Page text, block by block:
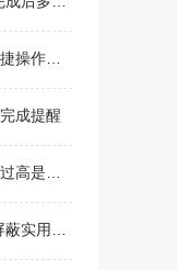
作指南
成提醒
载功能
用技巧